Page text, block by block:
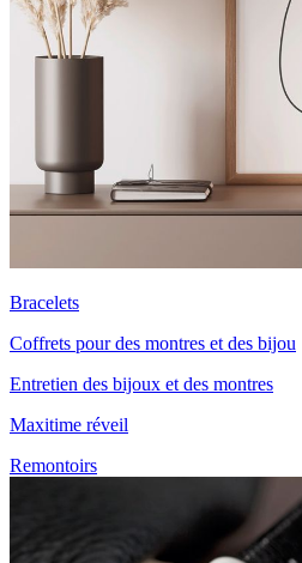
Bracelets
Coffrets pour des montres et des bijou
Entretien des bijoux et des montres
Maxitime réveil
Remontoirs